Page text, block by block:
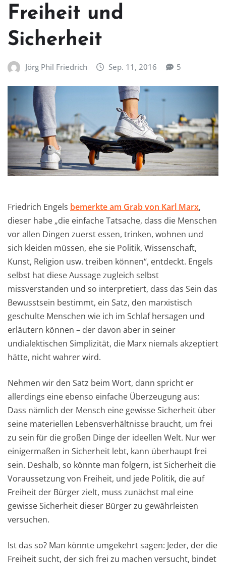
Freiheit und
Sicherheit
Jörg Phil Friedrich Sep. 11, 2016 5
Friedrich Engels bemerkte am Grab von Karl Marx,
dieser habe „die einfache Tatsache, dass die Menschen
vor allen Dingen zuerst essen, trinken, wohnen und
sich kleiden müssen, ehe sie Politik, Wissenschaft,
Kunst, Religion usw. treiben können“, entdeckt. Engels
selbst hat diese Aussage zugleich selbst
missverstanden und so interpretiert, dass das Sein das
Bewusstsein bestimmt, ein Satz, den marxistisch
geschulte Menschen wie ich im Schlaf hersagen und
erläutern können – der davon aber in seiner
undialektischen Simplizität, die Marx niemals akzeptiert
hätte, nicht wahrer wird.
Nehmen wir den Satz beim Wort, dann spricht er
allerdings eine ebenso einfache Überzeugung aus:
Dass nämlich der Mensch eine gewisse Sicherheit über
seine materiellen Lebensverhältnisse braucht, um frei
zu sein für die großen Dinge der ideellen Welt. Nur wer
einigermaßen in Sicherheit lebt, kann überhaupt frei
sein. Deshalb, so könnte man folgern, ist Sicherheit die
Voraussetzung von Freiheit, und jede Politik, die auf
Freiheit der Bürger zielt, muss zunächst mal eine
gewisse Sicherheit dieser Bürger zu gewährleisten
versuchen.
Ist das so? Man könnte umgekehrt sagen: Jeder, der die
Freiheit sucht, der sich frei zu machen versucht, bindet